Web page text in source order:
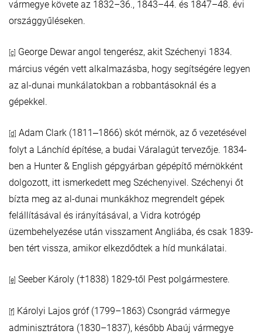
vármegye követe az 1832–36., 1843–44. és 1847–48. évi
országgyűléseken.
[c] George Dewar angol tengerész, akit Széchenyi 1834.
március végén vett alkalmazásba, hogy segítségére legyen
az al-dunai munkálatokban a robbantásoknál és a
gépekkel.
[d]
Adam Clark (1811‒1866) skót mérnök, az ő vezetésével
folyt a Lánchíd építése, a budai Váralagút tervezője. 1834-
ben a Hunter & English gépgyárban gépépítő mérnökként
dolgozott, itt ismerkedett meg Széchenyivel. Széchenyi őt
bízta meg az al-dunai munkákhoz megrendelt gépek
felállításával és irányításával, a Vidra kotrógép
üzembehelyezése után visszament Angliába, és csak 1839-
ben tért vissza, amikor elkezdődtek a híd munkálatai.
[e] Seeber Károly (†1838) 1829-től Pest polgármestere.
[f] Károlyi Lajos gróf (1799–1863) Csongrád vármegye
adminisztrátora (1830–1837), később Abaúj vármegye